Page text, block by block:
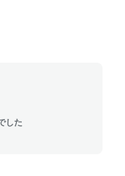
した